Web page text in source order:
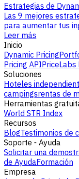
Estrategias de
Las 9 mejores
para aumentar tus
Leer más
Inicio
Dynamic Pricing
Pricing API
Soluciones
Hoteles
campingsrentas de
Herramientas
World STR Index
Recursos
BlogTestimonios de
Soporte - Ayuda
Solicitar una
de AyudaFormación
Empresa